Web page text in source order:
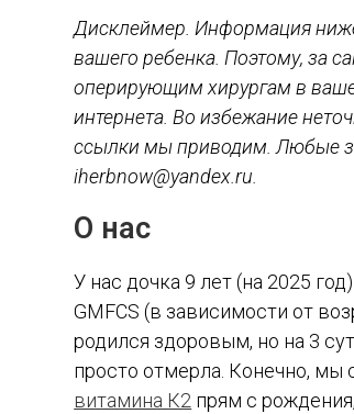
Дисклеймер. Информация
вашего ребенка. Поэтому, за
оперирующим хирургам в
интернета. Во избежание
ссылки мы приводим. Любые
iherbnow@yandex.ru.
О нас
У нас дочка 9 лет (на 2025
GMFCS (в зависимости от
родился здоровым, но на 3
просто отмерла. Конечно, мы
витамина К2 прям с